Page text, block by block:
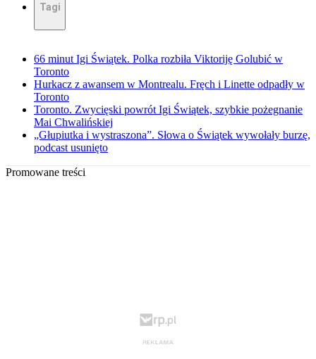
Tagi
66 minut Igi Świątek. Polka rozbiła Viktoriję Golubić w
Toronto
Hurkacz z awansem w Montrealu. Fręch i Linette odpadły w
Toronto
Toronto. Zwycięski powrót Igi Świątek, szybkie pożegnanie
Mai Chwalińskiej
„Głupiutka i wystraszona”. Słowa o Świątek wywołały burzę,
podcast usunięto
Promowane treści